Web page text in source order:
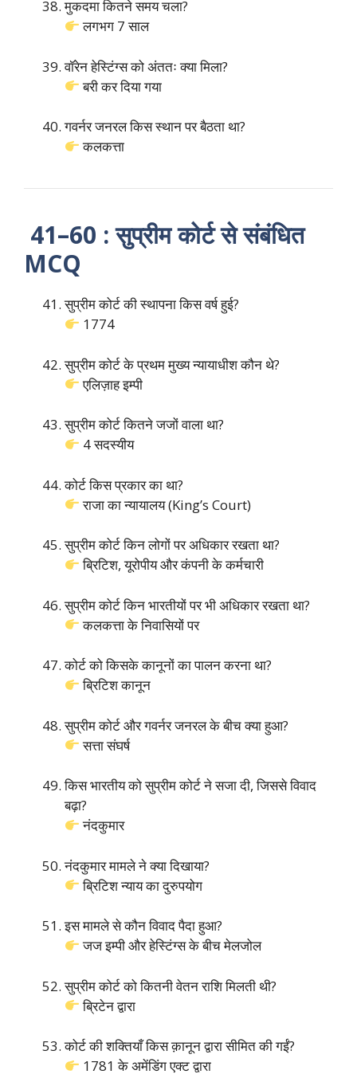
मुकदमा कितने समय चला?
लगभग 7 साल
वॉरेन हेस्टिंग्स को अंततः क्या मिला?
बरी कर दिया गया
गवर्नर जनरल किस स्थान पर बैठता था?
कलकत्ता
41–60 : सुप्रीम कोर्ट से संबंधित
MCQ
सुप्रीम कोर्ट की स्थापना किस वर्ष हुई?
1774
सुप्रीम कोर्ट के प्रथम मुख्य न्यायाधीश कौन थे?
एलिज़ाह इम्पी
सुप्रीम कोर्ट कितने जजों वाला था?
4 सदस्यीय
कोर्ट किस प्रकार का था?
राजा का न्यायालय (King’s Court)
सुप्रीम कोर्ट किन लोगों पर अधिकार रखता था?
ब्रिटिश, यूरोपीय और कंपनी के कर्मचारी
सुप्रीम कोर्ट किन भारतीयों पर भी अधिकार रखता था?
कलकत्ता के निवासियों पर
कोर्ट को किसके कानूनों का पालन करना था?
ब्रिटिश कानून
सुप्रीम कोर्ट और गवर्नर जनरल के बीच क्या हुआ?
सत्ता संघर्ष
किस भारतीय को सुप्रीम कोर्ट ने सजा दी, जिससे विवाद
बढ़ा?
नंदकुमार
नंदकुमार मामले ने क्या दिखाया?
ब्रिटिश न्याय का दुरुपयोग
इस मामले से कौन विवाद पैदा हुआ?
जज इम्पी और हेस्टिंग्स के बीच मेलजोल
सुप्रीम कोर्ट को कितनी वेतन राशि मिलती थी?
ब्रिटेन द्वारा
कोर्ट की शक्तियाँ किस क़ानून द्वारा सीमित की गईं?
1781 के अमेंडिंग एक्ट द्वारा